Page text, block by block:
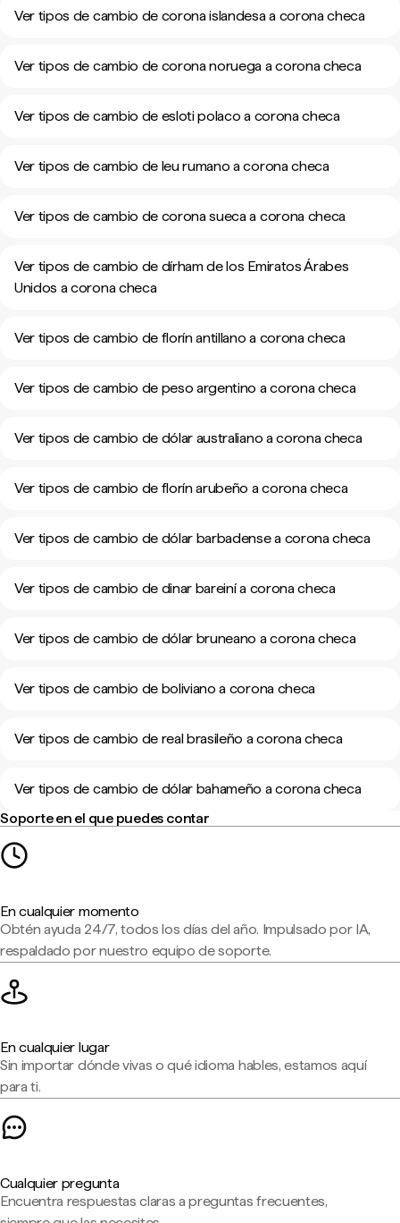
Ver tipos de cambio de corona islandesa a corona checa
Ver tipos de cambio de corona noruega a corona checa
Ver tipos de cambio de esloti polaco a corona checa
Ver tipos de cambio de leu rumano a corona checa
Ver tipos de cambio de corona sueca a corona checa
Ver tipos de cambio de dírham de los Emiratos Árabes
Unidos a corona checa
Ver tipos de cambio de florín antillano a corona checa
Ver tipos de cambio de peso argentino a corona checa
Ver tipos de cambio de dólar australiano a corona checa
Ver tipos de cambio de florín arubeño a corona checa
Ver tipos de cambio de dólar barbadense a corona checa
Ver tipos de cambio de dinar bareiní a corona checa
Ver tipos de cambio de dólar bruneano a corona checa
Ver tipos de cambio de boliviano a corona checa
Ver tipos de cambio de real brasileño a corona checa
Ver tipos de cambio de dólar bahameño a corona checa
Soporte en el que puedes contar
En cualquier momento
Obtén ayuda 24/7, todos los días del año. Impulsado por IA,
respaldado por nuestro equipo de soporte.
En cualquier lugar
Sin importar dónde vivas o qué idioma hables, estamos aquí
para ti.
Cualquier pregunta
Encuentra respuestas claras a preguntas frecuentes,